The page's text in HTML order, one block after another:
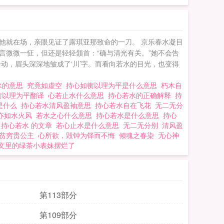
场，亲眼见证了露琪亚那致命的一刀。 京乐春水凝目
微一怔，但还是轻轻颔首：“确与清光有关。”她不会告
眉头深深地皱成了‘川’字。而看向若水的目光，也变得
意思 究竟如虚空 持心如衡以理为平是什么意思 朽木自
理为平翻译 心若止水什么意思 持心若水的正确解释 持
什么 持心若水清风盈袖意思 持心若水自在飞花 无二无分
如水火风 若水之心什么意思 持心若水是什么意思 持心
持心若水 的文章 若心止水是什么意思 无二无分别 清风盈
穷贵公主 心所欲，毁钟为铎而不悔 倾魂之春染 无心神
里的绿茶小表妹摆烂了
第113部分
第109部分